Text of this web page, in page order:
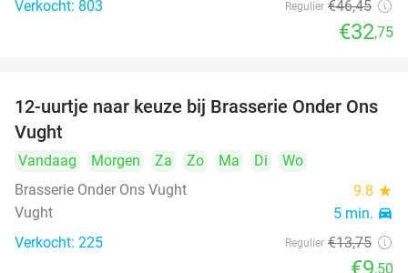
Verkocht: 803 Regulier €46,45
€32,75
31%
12-uurtje naar keuze bij Brasserie Onder Ons
Vught
Vandaag Morgen Za Zo Ma Di
Wo
Brasserie Onder Ons Vught
9.8 star
Vught 5 min. directions_car
Verkocht: 225 Regulier €13,75
,50